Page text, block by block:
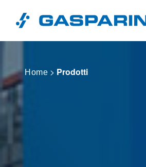
Home > Prodotti